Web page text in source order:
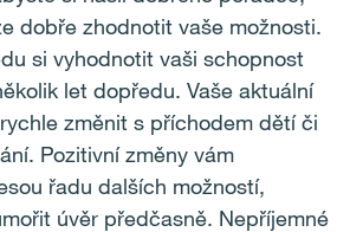
dobře zhodnotit vaše možnosti.
si vyhodnotit vaši schopnost
let dopředu. Vaše aktuální
změnit s příchodem dětí či
Pozitivní změny vám
řadu dalších možností,
úvěr předčasně. Nepříjemné